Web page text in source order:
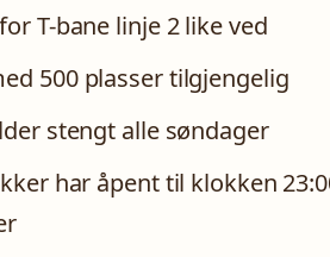
T-bane linje 2 like ved
500 plasser tilgjengelig
stengt alle søndager
har åpent til klokken